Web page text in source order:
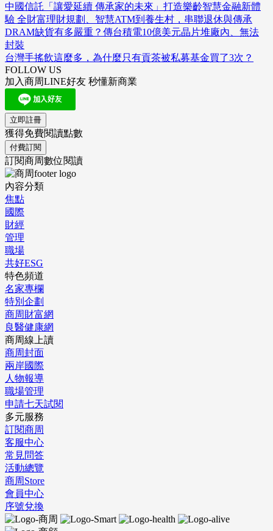
中國信託「讓愛延續 傳承家的未來」打造樂齡智慧金融新體
驗 全財富理財規劃、智慧ATM到養生村，串聯退休與傳承
DRAM缺貨有多嚴重？傳台積電10億美元晶片堆廠內、無法
封裝
台灣手搖飲這麼多，為什麼只有貢茶被私募基金買了3次？
FOLLOW US
加入商周LINE好友 秒懂新商業
立即註冊
獲得免費閱讀點數
付費訂閱
訂閱商周數位閱讀
內容分類
焦點
國際
財經
管理
職場
共好ESG
特色頻道
名家專欄
特別企劃
商周財富網
良醫健康網
商周線上讀
商周封面
兩岸國際
人物報導
職場管理
申請七天試閱
多元服務
訂閱商周
客服中心
常見問答
活動總覽
商周Store
會員中心
序號兌換